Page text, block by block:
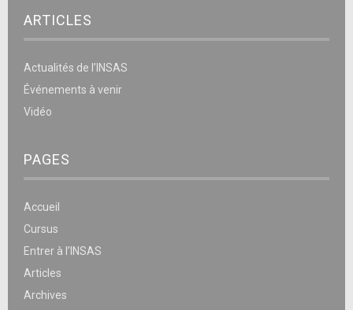
ARTICLES
Actualités de l’INSAS
Événements à venir
Vidéo
PAGES
Accueil
Cursus
Entrer à l’INSAS
Articles
Archives